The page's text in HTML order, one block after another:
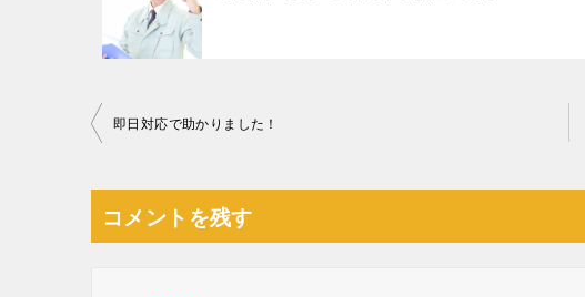
投
ナ
ビ
即日対応で助かりました！
コメントを残す